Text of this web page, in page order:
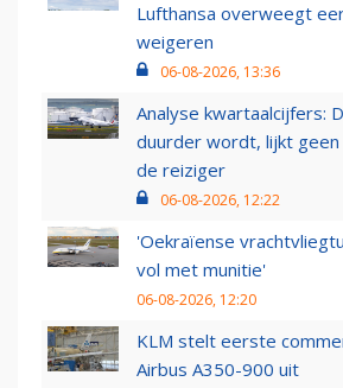
Lufthansa overweegt
weigeren
06-08-2026, 13:36
Analyse kwartaalcijfers:
duurder wordt, lijkt
de reiziger
06-08-2026, 12:22
'Oekraïense
vol met munitie'
06-08-2026, 12:20
KLM stelt eerste
Airbus A350-900 uit